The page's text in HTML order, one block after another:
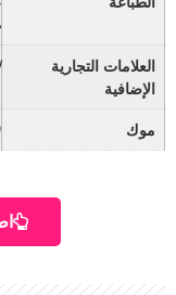
العلامات التجارية
الإضافية
موك